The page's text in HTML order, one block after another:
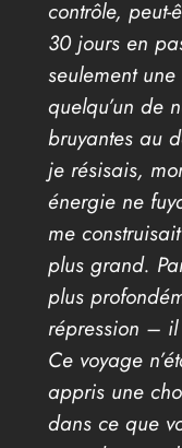
contrôle,
30 jours en
seulement
quelqu’un de
bruyantes au
je résisais,
énergie ne
me
plus grand.
plus
répression – il
Ce voyage
appris une
dans ce que